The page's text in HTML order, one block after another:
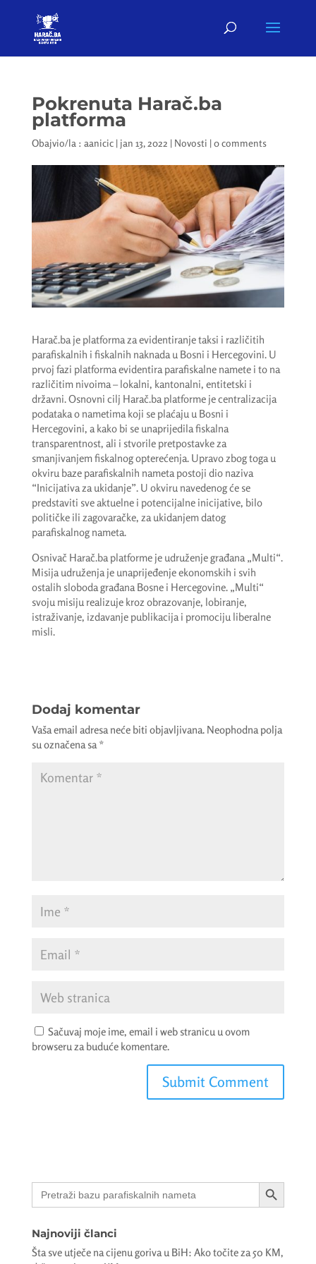
Pokrenuta Harač.ba
platforma
Obajvio/la : aanicic| jan 13, 2022 | Novosti |0 comments
Harač.ba je platforma za evidentiranje taksi i različitih
parafiskalnih i fiskalnih naknada u Bosni i Hercegovini. U
prvoj fazi platforma evidentira parafiskalne namete i to na
različitim nivoima – lokalni, kantonalni, entitetski i
državni. Osnovni cilj Harač.ba platforme je centralizacija
podataka o nametima koji se plaćaju u Bosni i
Hercegovini, a kako bi se unaprijedila fiskalna
transparentnost, ali i stvorile pretpostavke za
smanjivanjem fiskalnog opterećenja. Upravo zbog toga u
okviru baze parafiskalnih nameta postoji dio naziva
“Inicijativa za ukidanje”. U okviru navedenog će se
predstaviti sve aktuelne i potencijalne inicijative, bilo
političke ili zagovaračke, za ukidanjem datog
parafiskalnog nameta.
Osnivač Harač.ba platforme je udruženje građana „Multi“.
Misija udruženja je unaprijeđenje ekonomskih i svih
ostalih sloboda građana Bosne i Hercegovine. „Multi“
svoju misiju realizuje kroz obrazovanje, lobiranje,
istraživanje, izdavanje publikacija i promociju liberalne
misli.
Dodaj komentar
Vaša email adresa neće biti objavljivana. Neophodna polja
su označena sa *
Sačuvaj moje ime, email i web stranicu u ovom
browseru za buduće komentare.
Search
for:
Search Button
Najnoviji članci
Šta sve utječe na cijenu goriva u BiH: Ako točite za 50 KM,